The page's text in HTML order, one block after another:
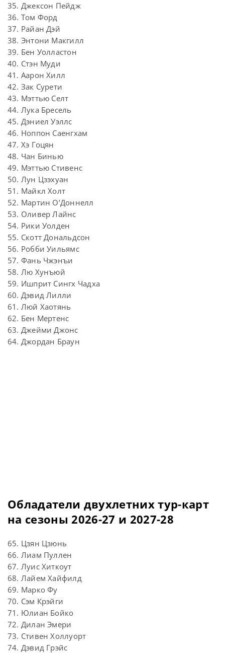
35. Джексон Пейдж
36. Том Форд
37. Райан Дэй
38. Энтони Макгилл
39. Бен Уолластон
40. Стэн Муди
41. Аарон Хилл
42. Зак Сурети
43. Мэттью Селт
44. Лука Бресель
45. Дэниел Уэллс
46. Ноппон Саенгхам
47. Хэ Гоцян
48. Чан Бинью
49. Мэттью Стивенс
50. Лун Цзэхуан
51. Майкл Холт
52. Мартин О’Доннелл
53. Оливер Лайнс
54. Рики Уолден
55. Скотт Дональдсон
56. Робби Уильямс
57. Фань Чжэнъи
58. Лю Хунъюй
59. Ишприт Сингх Чадха
60. Дэвид Лилли
61. Люй Хаотянь
62. Бен Мертенс
63. Джейми Джонс
64. Джордан Браун
Обладатели двухлетних тур-карт
на сезоны 2026-27 и 2027-28
65. Цзян Цзюнь
66. Лиам Пуллен
67. Луис Хиткоут
68. Лайем Хайфилд
69. Марко Фу
70. Сэм Крэйги
71. Юлиан Бойко
72. Дилан Эмери
73. Стивен Холлуорт
74. Дэвид Грэйс